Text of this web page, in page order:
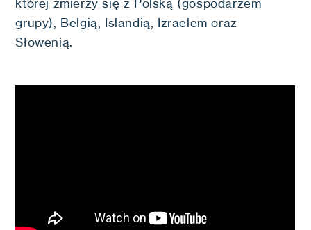
której zmierzy się z Polską (gospodarzem
grupy), Belgią, Islandią, Izraelem oraz
Słowenią.